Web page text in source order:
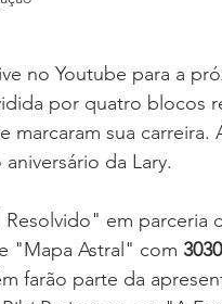
no Youtube para a
por quatro blocos
marcaram sua carreira.
da Lary.
em parceria
e "Mapa Astral" com 3030
farão parte da